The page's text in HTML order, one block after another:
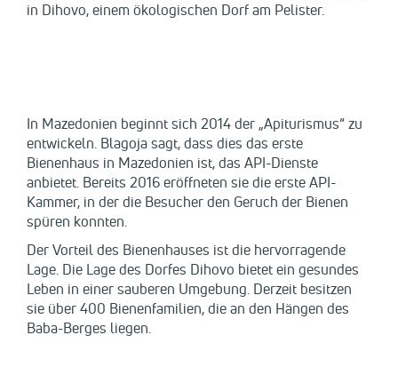
in Dihovo, einem ökologischen Dorf am Pelister.
In Mazedonien beginnt sich 2014 der „Apiturismus“ zu
entwickeln. Blagoja sagt, dass dies das erste
Bienenhaus in Mazedonien ist, das API-Dienste
anbietet. Bereits 2016 eröffneten sie die erste API-
Kammer, in der die Besucher den Geruch der Bienen
spüren konnten.
Der Vorteil des Bienenhauses ist die hervorragende
Lage. Die Lage des Dorfes Dihovo bietet ein gesundes
Leben in einer sauberen Umgebung. Derzeit besitzen
sie über 400 Bienenfamilien, die an den Hängen des
Baba-Berges liegen.